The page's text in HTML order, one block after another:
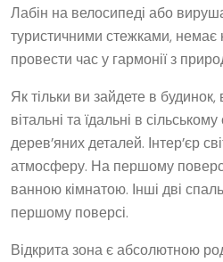
Лабін на велосипеді або
туристичними стежками, немає
провести час у гармонії з
Як тільки ви зайдете в
вітальні та їдальні в
дерев’яних деталей. Інтер’єр
атмосферу. На першому
ванною кімнатою. Інші дві
першому поверсі.
Відкрита зона є абсолютною